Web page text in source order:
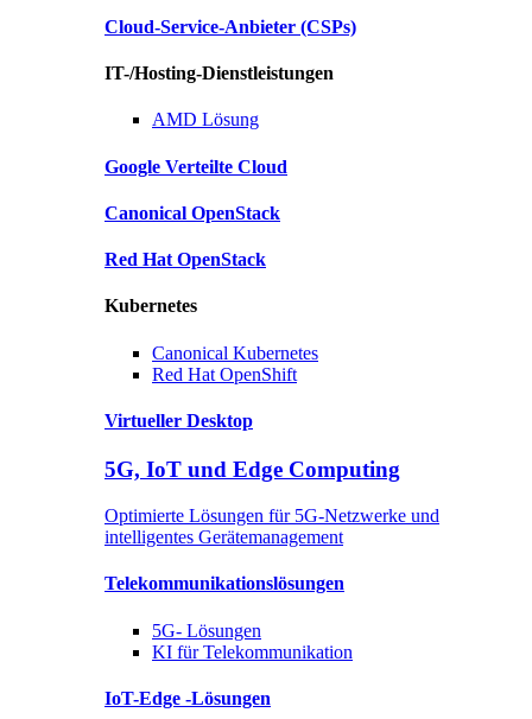
Cloud-Service-Anbieter (CSPs)
IT-/Hosting-Dienstleistungen
AMD Lösung
Google Verteilte Cloud
Canonical OpenStack
Red Hat OpenStack
Kubernetes
Canonical Kubernetes
Red Hat OpenShift
Virtueller Desktop
5G, IoT und Edge Computing
Optimierte Lösungen für 5G-Netzwerke und
intelligentes Gerätemanagement
Telekommunikationslösungen
5G- Lösungen
KI für Telekommunikation
IoT-Edge -Lösungen